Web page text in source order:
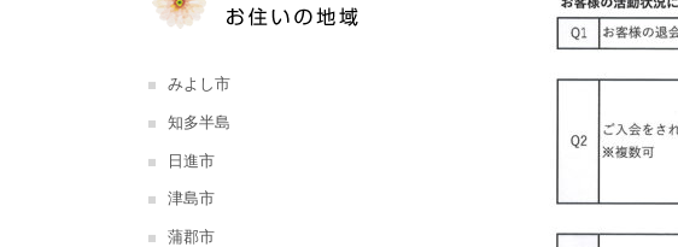
みよし市
知多半島
日進市
津島市
蒲郡市